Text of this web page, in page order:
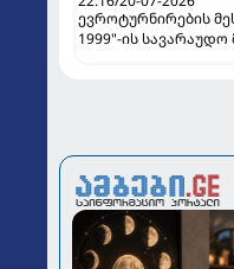
ევროტურნირების
1999"-ის